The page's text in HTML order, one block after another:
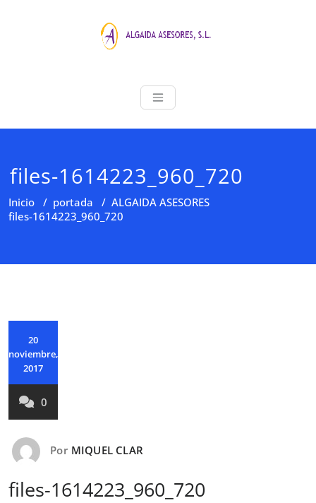
ALGAIDA
files-1614223_960_720
Inicio / portada / ALGAIDA ASESORES
files-1614223_960_720
20
noviembre,
2017
0
Por MIQUEL CLAR
files-1614223_960_720